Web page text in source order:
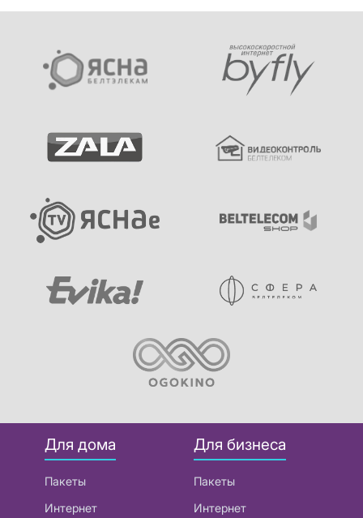
Для дома
Пакеты
Интернет
Для бизнеса
Пакеты
Интернет